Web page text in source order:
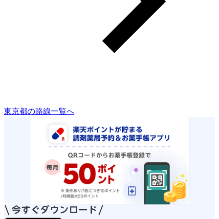
東京都の路線一覧へ